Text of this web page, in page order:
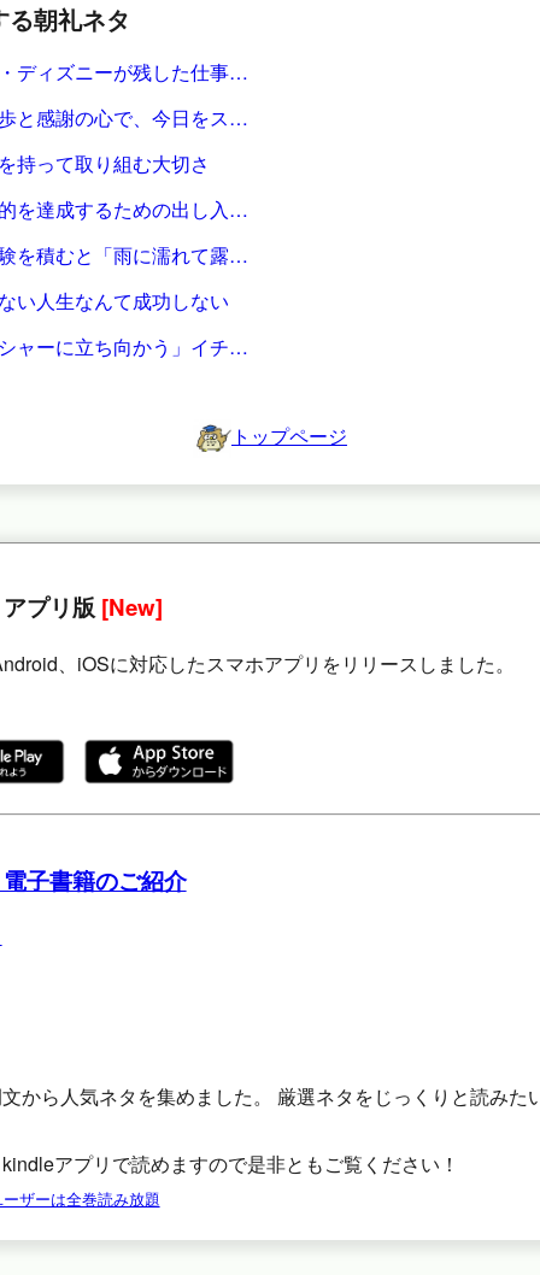
朝礼ネタ
ディズニーが残した仕事…
と感謝の心で、今日をス…
持って取り組む大切さ
を達成するための出し入…
を積むと「雨に濡れて露…
い人生なんて成功しない
ャーに立ち向かう」イチ…
トップページ
プリ版 [New]
、iOSに対応したスマホアプリをリリースしました。
子書籍のご紹介
から人気ネタを集めました。 厳選ネタをじっくりと読みた
アプリで読めますので是非ともご覧ください！
ザーは全巻読み放題